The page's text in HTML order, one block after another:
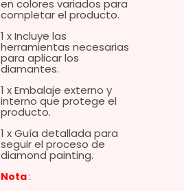
en colores variados para
completar el producto.
1 x Incluye las
herramientas necesarias
para aplicar los
diamantes.
1 x Embalaje externo y
interno que protege el
producto.
1 x Guía detallada para
seguir el proceso de
diamond painting.
Nota :